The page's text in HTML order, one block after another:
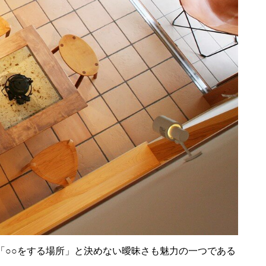
をする場所」と決めない曖昧さも魅力の一つである